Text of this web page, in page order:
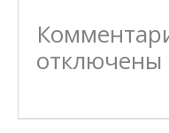
отключены